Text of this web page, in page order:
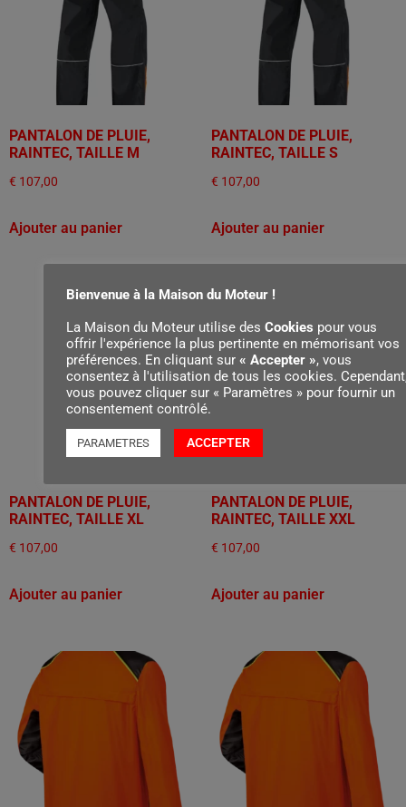
PANTALON DE PLUIE,
RAINTEC, TAILLE M
€ 107,00
Ajouter au panier
PANTALON DE PLUIE,
RAINTEC, TAILLE S
€ 107,00
Ajouter au panier
PANTALON DE PLUIE,
RAINTEC, TAILLE XL
€ 107,00
Ajouter au panier
PANTALON DE PLUIE,
RAINTEC, TAILLE XXL
€ 107,00
Ajouter au panier
Bienvenue à la Maison du Moteur !
La Maison du Moteur utilise des Cookies pour vous
offrir l'expérience la plus pertinente en mémorisant vos
préférences. En cliquant sur « Accepter », vous
consentez à l'utilisation de tous les cookies.
vous pouvez cliquer sur « Paramètres » pour fournir un
consentement contrôlé.
PARAMETRES ACCEPTER